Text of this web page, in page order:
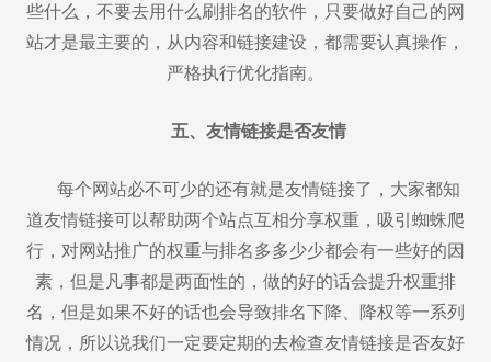
些什么，不要去用什么刷排名的软件，只要做好自己的网
站才是最主要的，从内容和链接建设，都需要认真操作，
严格执行优化指南。
五、友情链接是否友情
每个网站必不可少的还有就是友情链接了，大家都知
道友情链接可以帮助两个站点互相分享权重，吸引蜘蛛爬
行，对网站推广的权重与排名多多少少都会有一些好的因
素，但是凡事都是两面性的，做的好的话会提升权重排
名，但是如果不好的话也会导致排名下降、降权等一系列
情况，所以说我们一定要定期的去检查友情链接是否友好